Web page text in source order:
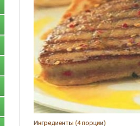
Ингредиенты (4 порции)